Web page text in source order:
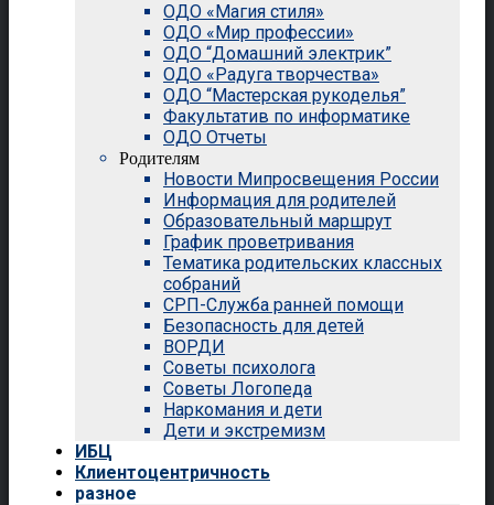
ОДО «Магия стиля»
ОДО «Мир профессии»
ОДО “Домашний электрик”
ОДО «Радуга творчества»
ОДО “Мастерская рукоделья”
Факультатив по информатике
ОДО Отчеты
Родителям
Новости Мипросвещения России
Информация для родителей
Образовательный маршрут
График проветривания
Тематика родительских классных
собраний
СРП-Служба ранней помощи
Безопасность для детей
ВОРДИ
Советы психолога
Советы Логопеда
Наркомания и дети
Дети и экстремизм
ИБЦ
Клиентоцентричность
разное